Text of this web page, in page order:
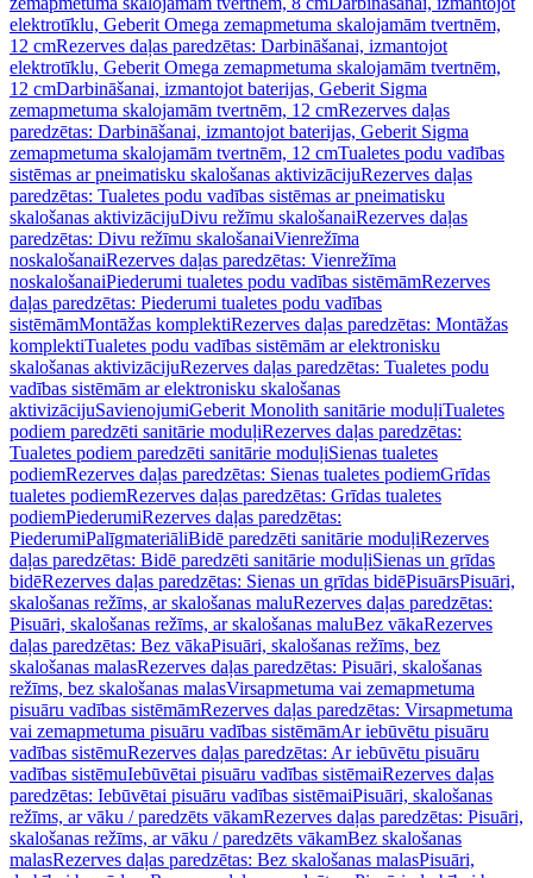
elektrotīklu, Geberit Omega zemapmetuma skalojamām tvertnēm,
12 cmRezerves daļas paredzētas: Darbināšanai, izmantojot
elektrotīklu, Geberit Omega zemapmetuma skalojamām tvertnēm,
12 cmDarbināšanai, izmantojot baterijas, Geberit Sigma
zemapmetuma skalojamām tvertnēm, 12 cmRezerves daļas
paredzētas: Darbināšanai, izmantojot baterijas, Geberit Sigma
zemapmetuma skalojamām tvertnēm, 12 cmTualetes podu vadības
sistēmas ar pneimatisku skalošanas aktivizācijuRezerves daļas
paredzētas: Tualetes podu vadības sistēmas ar pneimatisku
skalošanas aktivizācijuDivu režīmu skalošanaiRezerves daļas
paredzētas: Divu režīmu skalošanaiVienrežīma
noskalošanaiRezerves daļas paredzētas: Vienrežīma
noskalošanaiPiederumi tualetes podu vadības sistēmāmRezerves
daļas paredzētas: Piederumi tualetes podu vadības
sistēmāmMontāžas komplektiRezerves daļas paredzētas: Montāžas
komplektiTualetes podu vadības sistēmām ar elektronisku
skalošanas aktivizācijuRezerves daļas paredzētas: Tualetes podu
vadības sistēmām ar elektronisku skalošanas
aktivizācijuSavienojumiGeberit Monolith sanitārie moduļiTualetes
podiem paredzēti sanitārie moduļiRezerves daļas paredzētas:
Tualetes podiem paredzēti sanitārie moduļiSienas tualetes
podiemRezerves daļas paredzētas: Sienas tualetes podiemGrīdas
tualetes podiemRezerves daļas paredzētas: Grīdas tualetes
podiemPiederumiRezerves daļas paredzētas:
PiederumiPalīgmateriāliBidē paredzēti sanitārie moduļiRezerves
daļas paredzētas: Bidē paredzēti sanitārie moduļiSienas un grīdas
bidēRezerves daļas paredzētas: Sienas un grīdas bidēPisuārsPisuāri,
skalošanas režīms, ar skalošanas maluRezerves daļas paredzētas:
Pisuāri, skalošanas režīms, ar skalošanas maluBez vākaRezerves
daļas paredzētas: Bez vākaPisuāri, skalošanas režīms, bez
skalošanas malasRezerves daļas paredzētas: Pisuāri, skalošanas
režīms, bez skalošanas malasVirsapmetuma vai zemapmetuma
pisuāru vadības sistēmāmRezerves daļas paredzētas: Virsapmetuma
vai zemapmetuma pisuāru vadības sistēmāmAr iebūvētu pisuāru
vadības sistēmuRezerves daļas paredzētas: Ar iebūvētu pisuāru
vadības sistēmuIebūvētai pisuāru vadības sistēmaiRezerves daļas
paredzētas: Iebūvētai pisuāru vadības sistēmaiPisuāri, skalošanas
režīms, ar vāku / paredzēts vākamRezerves daļas paredzētas: Pisuāri,
skalošanas režīms, ar vāku / paredzēts vākamBez skalošanas
malasRezerves daļas paredzētas: Bez skalošanas malasPisuāri,